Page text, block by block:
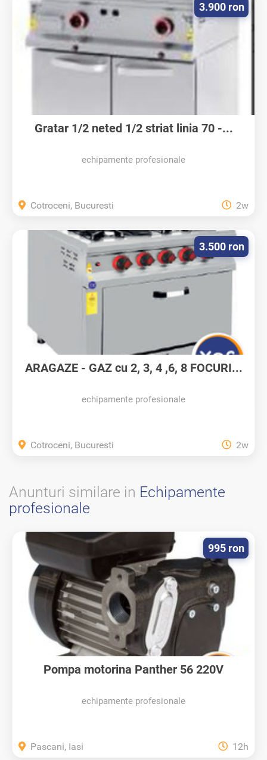
Gratar 1/2 neted 1/2 striat linia 70 -...
echipamente profesionale
3.900 ron
Cotroceni, Bucuresti 2w
ARAGAZE - GAZ cu 2, 3, 4 ,6, 8 FOCURI...
echipamente profesionale
3.500 ron
Cotroceni, Bucuresti 2w
Anunturi similare in Echipamente
profesionale
Pompa motorina Panther 56 220V
echipamente profesionale
995 ron
Pascani, Iasi 12h